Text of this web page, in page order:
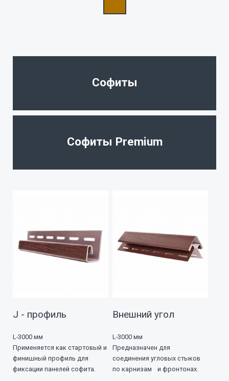
Софиты
Софиты Premium
J - профиль
L-3000 мм
Применяется как стартовый и
финишный профиль для
фиксации панелей софита.
Внешний угол
L-3000 мм
Предназначен для
соединения угловых стыков
по карнизам и фронтонах.